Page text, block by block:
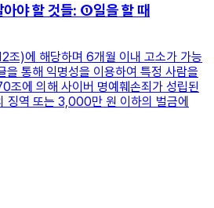
아야 할 것들: ①일을 할 때
조)에 해당하며 6개월 이내 고소가 가능
을 통해 익명성을 이용하여 특정 사람을
조에 의해 사이버 명예훼손죄가 성립된
징역 또는 3,000만 원 이하의 벌금에